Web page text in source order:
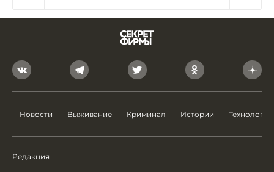
Новости Выживание Криминал Истории Технологии
Редакция